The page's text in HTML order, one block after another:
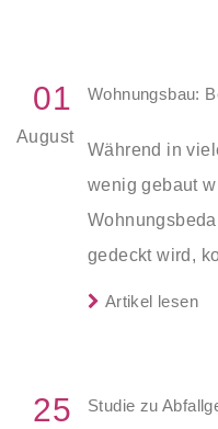
01
August
Wohnungsbau:
Während in
wenig gebaut
gedeckt wird,
wachsendem
Artikel lesen
25